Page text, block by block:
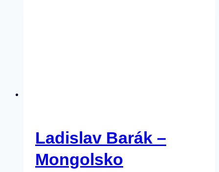
Ladislav Barák –
Mongolsko